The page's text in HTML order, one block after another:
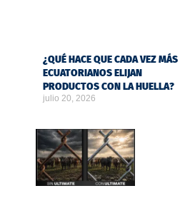
¿QUÉ HACE QUE CADA VEZ MÁS
ECUATORIANOS ELIJAN
PRODUCTOS CON LA HUELLA?
julio 20, 2026